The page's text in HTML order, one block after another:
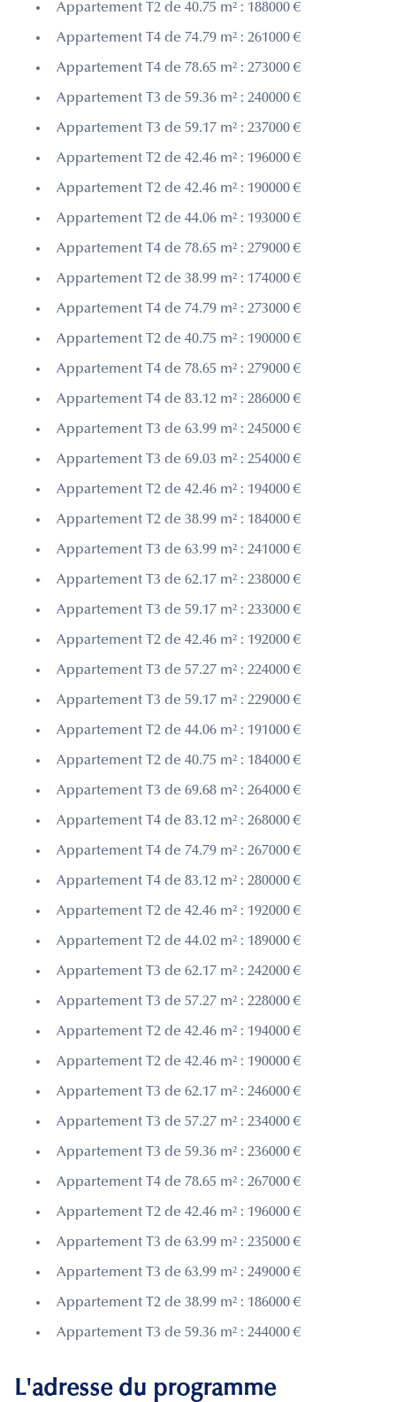
Appartement T2 de 40.75 m² : 188000 €
Appartement T4 de 74.79 m² : 261000 €
Appartement T4 de 78.65 m² : 273000 €
Appartement T3 de 59.36 m² : 240000 €
Appartement T3 de 59.17 m² : 237000 €
Appartement T2 de 42.46 m² : 196000 €
Appartement T2 de 42.46 m² : 190000 €
Appartement T2 de 44.06 m² : 193000 €
Appartement T4 de 78.65 m² : 279000 €
Appartement T2 de 38.99 m² : 174000 €
Appartement T4 de 74.79 m² : 273000 €
Appartement T2 de 40.75 m² : 190000 €
Appartement T4 de 78.65 m² : 279000 €
Appartement T4 de 83.12 m² : 286000 €
Appartement T3 de 63.99 m² : 245000 €
Appartement T3 de 69.03 m² : 254000 €
Appartement T2 de 42.46 m² : 194000 €
Appartement T2 de 38.99 m² : 184000 €
Appartement T3 de 63.99 m² : 241000 €
Appartement T3 de 62.17 m² : 238000 €
Appartement T3 de 59.17 m² : 233000 €
Appartement T2 de 42.46 m² : 192000 €
Appartement T3 de 57.27 m² : 224000 €
Appartement T3 de 59.17 m² : 229000 €
Appartement T2 de 44.06 m² : 191000 €
Appartement T2 de 40.75 m² : 184000 €
Appartement T3 de 69.68 m² : 264000 €
Appartement T4 de 83.12 m² : 268000 €
Appartement T4 de 74.79 m² : 267000 €
Appartement T4 de 83.12 m² : 280000 €
Appartement T2 de 42.46 m² : 192000 €
Appartement T2 de 44.02 m² : 189000 €
Appartement T3 de 62.17 m² : 242000 €
Appartement T3 de 57.27 m² : 228000 €
Appartement T2 de 42.46 m² : 194000 €
Appartement T2 de 42.46 m² : 190000 €
Appartement T3 de 62.17 m² : 246000 €
Appartement T3 de 57.27 m² : 234000 €
Appartement T3 de 59.36 m² : 236000 €
Appartement T4 de 78.65 m² : 267000 €
Appartement T2 de 42.46 m² : 196000 €
Appartement T3 de 63.99 m² : 235000 €
Appartement T3 de 63.99 m² : 249000 €
Appartement T2 de 38.99 m² : 186000 €
Appartement T3 de 59.36 m² : 244000 €
L'adresse du programme